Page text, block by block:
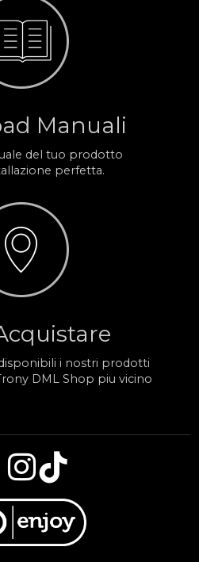
Manuali
del tuo prodotto
perfetta.
i nostri prodotti
DML Shop piu vicino